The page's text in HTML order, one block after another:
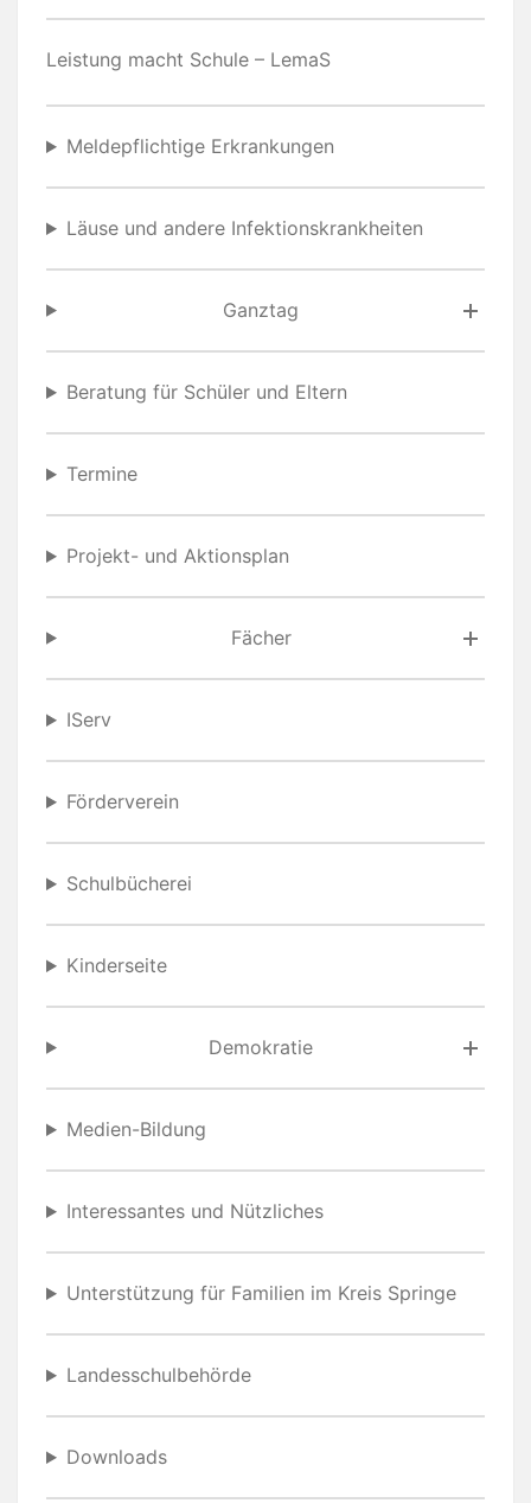
Leistung macht Schule – LemaS
Meldepflichtige Erkrankungen
Läuse und andere Infektionskrankheiten
Ganztag
Beratung für Schüler und Eltern
Termine
Projekt- und Aktionsplan
Fächer
IServ
Förderverein
Schulbücherei
Kinderseite
Demokratie
Medien-Bildung
Interessantes und Nützliches
Unterstützung für Familien im Kreis Springe
Landesschulbehörde
Downloads